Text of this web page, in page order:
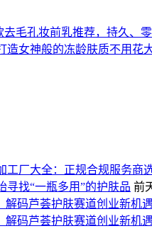
毛孔妆前乳推荐，持久、
造女神般的冻龄肤质不用
工厂大全：正规合规服务商
寻找“一瓶多用”的护肤品 前
解码芦荟护肤赛道创业新机遇
解码芦荟护肤赛道创业新机遇